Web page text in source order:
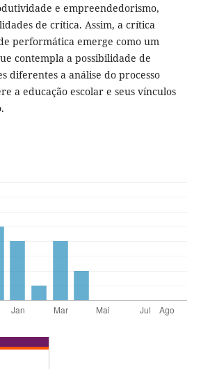
e empreendedorismo,
de crítica. Assim, a crítica
performática emerge como um
contempla a possibilidade de
diferentes a análise do processo
a educação escolar e seus vínculos